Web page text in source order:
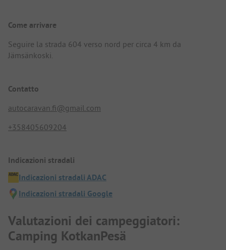
Come arrivare
Seguire la strada 604 verso nord per circa 4 km da
Jämsänkoski.
Contatto
autocaravan.fi@gmail.com
+358405609204
Indicazioni stradali
Indicazioni stradali ADAC
Indicazioni stradali Google
Valutazioni dei campeggiatori:
Camping KotkanPesä